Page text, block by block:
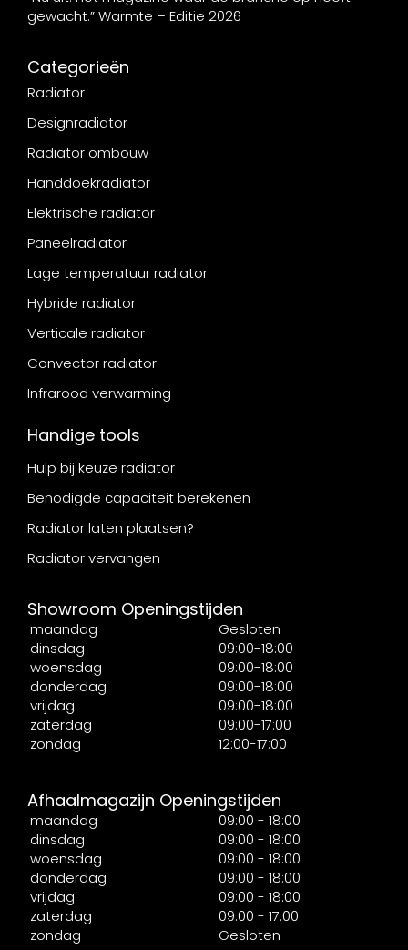
gewacht.” Warmte – Editie 2026
Categorieën
Radiator
Designradiator
Radiator ombouw
Handdoekradiator
Elektrische radiator
Paneelradiator
Lage temperatuur radiator
Hybride radiator
Verticale radiator
Convector radiator
Infrarood verwarming
Handige tools
Hulp bij keuze radiator
Benodigde capaciteit berekenen
Radiator laten plaatsen?
Radiator vervangen
Showroom Openingstijden
maandag
Gesloten
dinsdag
09:00-18:00
woensdag
09:00-18:00
donderdag
09:00-18:00
vrijdag
09:00-18:00
zaterdag
09:00-17:00
zondag
12:00-17:00
Afhaalmagazijn Openingstijden
maandag
09:00 - 18:00
dinsdag
09:00 - 18:00
woensdag
09:00 - 18:00
donderdag
09:00 - 18:00
vrijdag
09:00 - 18:00
zaterdag
09:00 - 17:00
zondag
Gesloten